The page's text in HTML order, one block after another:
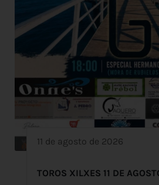
11 de agosto de 2026
TOROS XILXES 11 DE